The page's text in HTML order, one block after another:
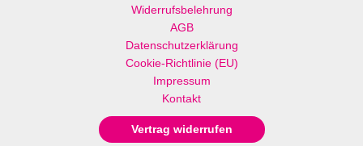
Widerrufsbelehrung
AGB
Datenschutzerklärung
Cookie-Richtlinie (EU)
Impressum
Kontakt
Vertrag widerrufen